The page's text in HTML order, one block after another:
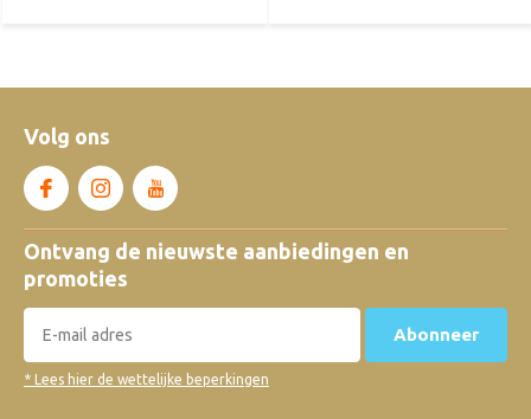
Volg ons
Ontvang de nieuwste aanbiedingen en
promoties
Abonneer
* Lees hier de wettelijke beperkingen